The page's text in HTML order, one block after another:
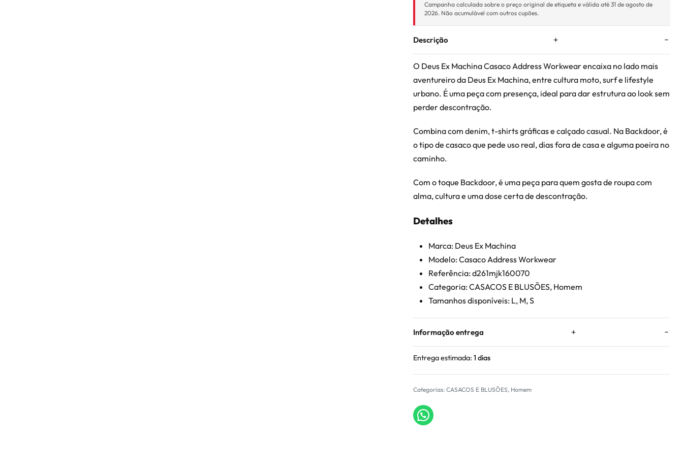
Campanha calculada sobre o preço original de etiqueta e válida até 31 de agosto de
2026. Não acumulável com outros cupões.
Descrição
O Deus Ex Machina Casaco Address Workwear encaixa no lado mais
aventureiro da Deus Ex Machina, entre cultura moto, surf e lifestyle
urbano. É uma peça com presença, ideal para dar estrutura ao look sem
perder descontração.
Combina com denim, t-shirts gráficas e calçado casual. Na Backdoor, é
o tipo de casaco que pede uso real, dias fora de casa e alguma poeira no
caminho.
Com o toque Backdoor, é uma peça para quem gosta de roupa com
alma, cultura e uma dose certa de descontração.
Detalhes
Marca: Deus Ex Machina
Modelo: Casaco Address Workwear
Referência: d261mjk160070
Categoria: CASACOS E BLUSÕES, Homem
Tamanhos disponíveis: L, M, S
Informação entrega
Entrega estimada: 1 dias
Categorias:CASACOS E BLUSÕES, Homem